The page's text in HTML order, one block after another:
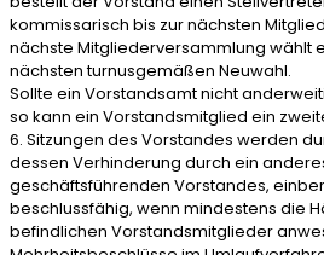
kommissarisch bis zur nächsten
nächste Mitgliederversammlung wählt
nächsten turnusgemäßen Neuwahl.
Sollte ein Vorstandsamt nicht
so kann ein Vorstandsmitglied ein
6. Sitzungen des Vorstandes werden
dessen Verhinderung durch ein
geschäftsführenden Vorstandes,
beschlussfähig, wenn mindestens die
befindlichen Vorstandsmitglieder